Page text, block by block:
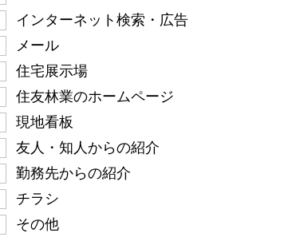
インターネット検索・広告
メール
住宅展示場
住友林業のホームページ
現地看板
友人・知人からの紹介
勤務先からの紹介
チラシ
その他